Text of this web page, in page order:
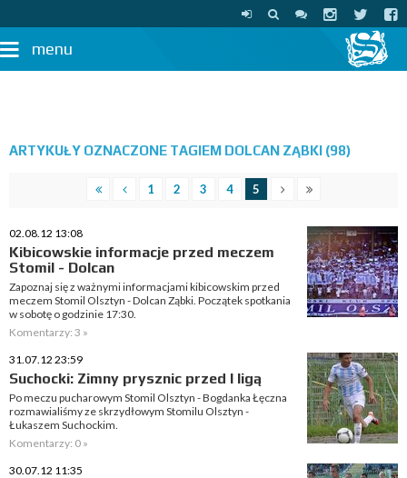
menu
ARTYKUŁY OZNACZONE TAGIEM DOLCAN ZĄBKI (98)
1 2 3 4 5
02.08.12 13:08
Kibicowskie informacje przed meczem
Stomil - Dolcan
Zapoznaj się z ważnymi informacjami kibicowskim przed
meczem Stomil Olsztyn - Dolcan Ząbki. Początek spotkania
w sobotę o godzinie 17:30.
Komentarzy: 3 »
31.07.12 23:59
Suchocki: Zimny prysznic przed I ligą
Po meczu pucharowym Stomil Olsztyn - Bogdanka Łęczna
rozmawialiśmy ze skrzydłowym Stomilu Olsztyn -
Łukaszem Suchockim.
Komentarzy: 0 »
30.07.12 11:35